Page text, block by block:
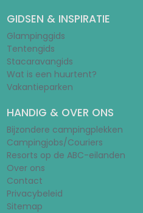
GIDSEN & INSPIRATIE
Glampinggids
Tentengids
Stacaravangids
Wat is een huurtent?
Vakantieparken
HANDIG & OVER ONS
Bijzondere campingplekken
Campingjobs/Couriers
Resorts op de ABC-eilanden
Over ons
Contact
Privacybeleid
Sitemap